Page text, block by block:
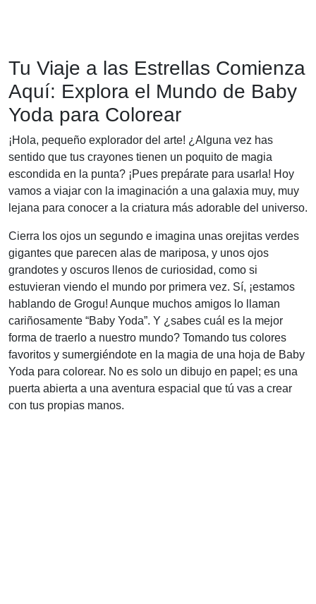
Tu Viaje a las Estrellas Comienza
Aquí: Explora el Mundo de Baby
Yoda para Colorear
¡Hola, pequeño explorador del arte! ¿Alguna vez has
sentido que tus crayones tienen un poquito de magia
escondida en la punta? ¡Pues prepárate para usarla! Hoy
vamos a viajar con la imaginación a una galaxia muy, muy
lejana para conocer a la criatura más adorable del universo.
Cierra los ojos un segundo e imagina unas orejitas verdes
gigantes que parecen alas de mariposa, y unos ojos
grandotes y oscuros llenos de curiosidad, como si
estuvieran viendo el mundo por primera vez. Sí, ¡estamos
hablando de Grogu! Aunque muchos amigos lo llaman
cariñosamente “Baby Yoda”. Y ¿sabes cuál es la mejor
forma de traerlo a nuestro mundo? Tomando tus colores
favoritos y sumergiéndote en la magia de una hoja de Baby
Yoda para colorear. No es solo un dibujo en papel; es una
puerta abierta a una aventura espacial que tú vas a crear
con tus propias manos.